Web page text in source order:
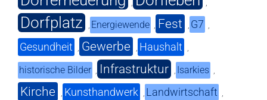
, ,
Dorfplatz , Energiewende , Fest , G7 ,
Gesundheit , Gewerbe , Haushalt ,
historische Bilder , Infrastruktur , Isarkies ,
Kirche , Kunsthandwerk , Landwirtschaft ,